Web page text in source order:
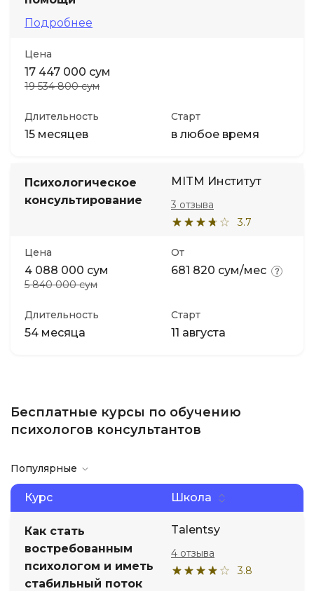
Подробнее
Цена
17 447 000 сум
19 534 800 сум
Длительность
15 месяцев
Старт
в любое время
Психологическое
консультирование
MITM Институт
3.7
3 отзыва
Цена
4 088 000 сум
5 840 000 сум
От
681 820 сум/мес
Длительность
54 месяца
Старт
11 августа
Бесплатные курсы по обучению
психологов консультантов
Популярные
Курс Школа
Как стать
востребованным
психологом и иметь
стабильный поток
Talentsy
3.8
4 отзыва